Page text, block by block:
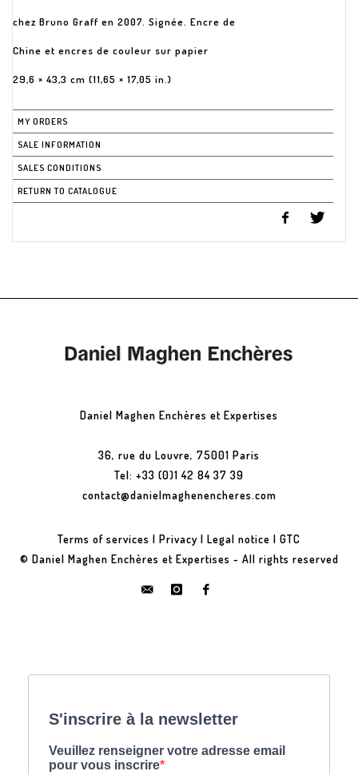
chez Bruno Graff en 2007. Signée. Encre de
Chine et encres de couleur sur papier
29,6 × 43,3 cm (11,65 × 17,05 in.)
MY ORDERS
SALE INFORMATION
SALES CONDITIONS
RETURN TO CATALOGUE
Daniel Maghen Enchères et Expertises
36, rue du Louvre, 75001 Paris
Tel: +33 (0)1 42 84 37 39
contact@danielmaghenencheres.com
Terms of services | Privacy | Legal notice | GTC
© Daniel Maghen Enchères et Expertises - All rights reserved